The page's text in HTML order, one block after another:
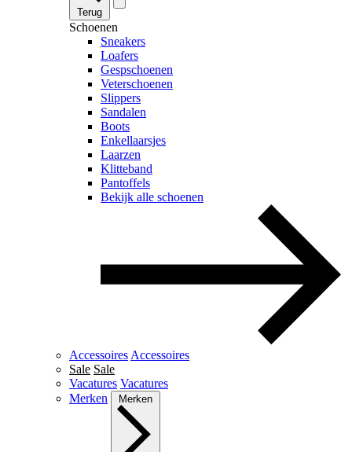
Terug
Schoenen
Sneakers
Loafers
Gespschoenen
Veterschoenen
Slippers
Sandalen
Boots
Enkellaarsjes
Laarzen
Klitteband
Pantoffels
Bekijk alle schoenen
Accessoires Accessoires
Sale Sale
Vacatures Vacatures
Merken
Merken